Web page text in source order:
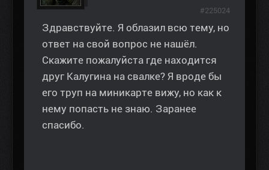
Здравствуйте. Я облазил всю тему, но
ответ на свой вопрос не нашёл.
Скажите пожалуйста где находится
друг Калугина на свалке? Я вроде бы
его труп на миникарте вижу, но как к
нему попасть не знаю. Заранее
спасибо.
#225024